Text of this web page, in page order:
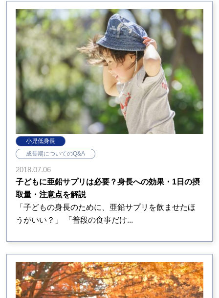
小児低身長
成長期についてのQ&A
2018.07.06
子どもに亜鉛サプリは必要？身長への効果・1日の摂
取量・注意点を解説
「子どもの身長のために、亜鉛サプリを飲ませたほ
うがいい？」 「普段の食事だけ...